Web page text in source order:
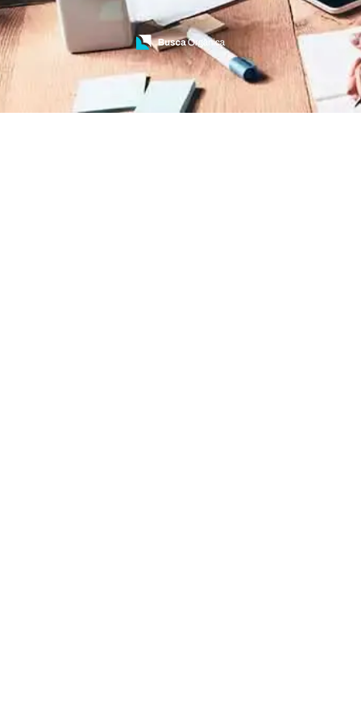
Treinamento de Bombeiros
Treinamento de Brigada
Treinamento de Brigada de Emergência
Treinamento de Brigada de Incêndio
Treinamento de Brigada de Incêndio Valor
Treinamento de Brigadista de Incêndio
Treinamento de Combate a Incêndio NR 23